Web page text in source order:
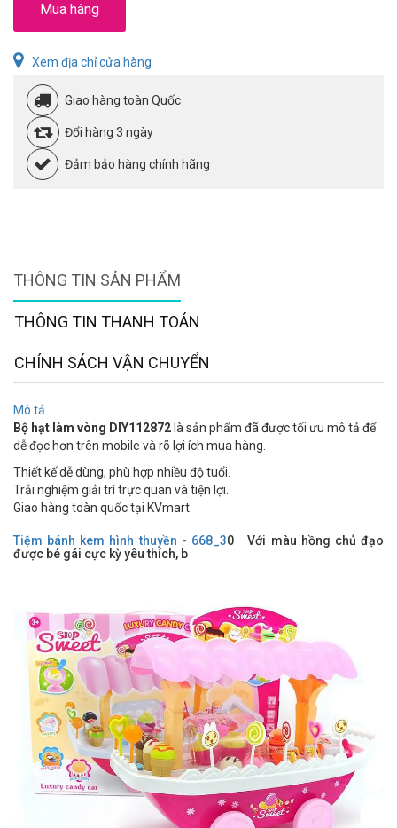
Mua hàng
Xem địa chỉ cửa hàng
Giao hàng toàn Quốc
Đổi hàng 3 ngày
Đảm bảo hàng chính hãng
THÔNG TIN SẢN PHẨM
THÔNG TIN THANH TOÁN
CHÍNH SÁCH VẬN CHUYỂN
Mô tả
Bộ hạt làm vòng DIY112872 là sản phẩm đã được tối ưu mô tả để
dễ đọc hơn trên mobile và rõ lợi ích mua hàng.
Thiết kế dễ dùng, phù hợp nhiều độ tuổi.
Trải nghiệm giải trí trực quan và tiện lợi.
Giao hàng toàn quốc tại KVmart.
Tiệm bánh kem hình thuyền - 668_30 Với màu hồng chủ đạo
được bé gái cực kỳ yêu thích, b